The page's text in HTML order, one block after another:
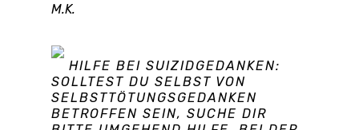
M.K.
HILFE BEI SUIZIDGEDANKEN:
SOLLTEST DU SELBST VON
SELBSTTÖTUNGSGEDANKEN
BETROFFEN SEIN, SUCHE DIR